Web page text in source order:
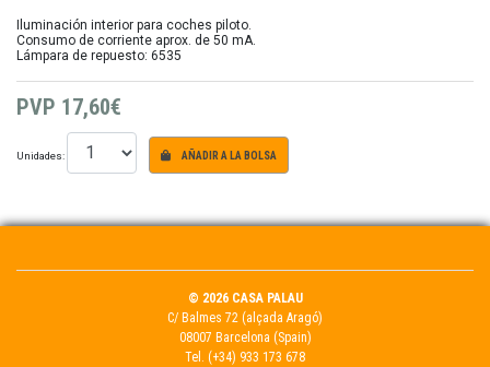
Iluminación interior para coches piloto.
Consumo de corriente aprox. de 50 mA.
Lámpara de repuesto: 6535
PVP 17,60€
Unidades: AÑADIR A LA BOLSA
© 2026 CASA PALAU
C/ Balmes 72 (alçada Aragó)
08007 Barcelona (Spain)
Tel. (+34) 933 173 678